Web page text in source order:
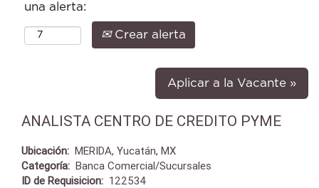
una alerta:
Crear alerta
Aplicar a la Vacante »
ANALISTA CENTRO DE CREDITO PYME
Ubicación: MERIDA, Yucatán, MX
Categoría: Banca Comercial/Sucursales
ID de Requisicion: 122534